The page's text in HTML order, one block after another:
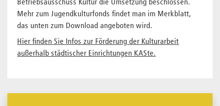
Betriebsausschuss Kultur die Umsetzung beschlossen.
Mehr zum Jugendkulturfonds findet man im Merkblatt,
das unten zum Download angeboten wird.
Hier finden Sie Infos zur Förderung der Kulturarbeit
außerhalb städtischer Einrichtungen KASte.